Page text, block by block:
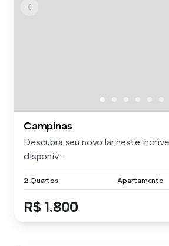
Campinas
Descubra seu novo lar neste
disponív...
2 Quartos Apartamento
R$ 1.800